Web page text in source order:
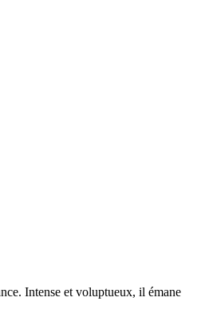
Intense et voluptueux, il émane